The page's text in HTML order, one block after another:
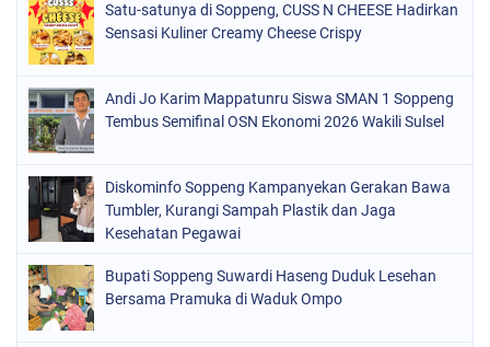
POLITIK (157)
POLRI
SOPPENG (1148)
SULSEL
Satu-satunya di Soppeng, CUSS N CHEESE Hadirkan
Sensasi Kuliner Creamy Cheese Crispy
Andi Jo Karim Mappatunru Siswa SMAN 1 Soppeng
Tembus Semifinal OSN Ekonomi 2026 Wakili Sulsel
Diskominfo Soppeng Kampanyekan Gerakan Bawa
Tumbler, Kurangi Sampah Plastik dan Jaga
Kesehatan Pegawai
Bupati Soppeng Suwardi Haseng Duduk Lesehan
Bersama Pramuka di Waduk Ompo